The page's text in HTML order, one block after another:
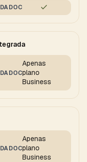
Apenas
plano
Business
Apenas
plano
Business